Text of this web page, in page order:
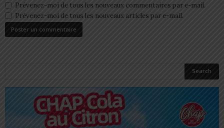
Prévenez-moi de tous les nouveaux commentaires par e-mail.
Prévenez-moi de tous les nouveaux articles par e-mail.